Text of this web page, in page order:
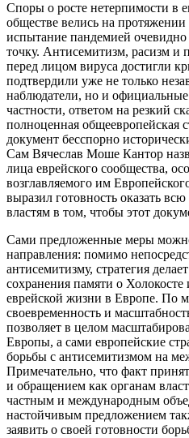
Споры о росте нетерпимости в
обществе велись на
испытание пандемией очевидно
точку. Антисемитизм, расизм и
перед лицом вируса достигли
подтвердили уже не только
наблюдатели, но и
частности, ответом на резкий
полноценная общеевропейская
документ бесспорно
Сам Вячеслав Моше Кантор
лица еврейского сообщества,
возглавляемого им
выразил готовность оказать
властям в том, чтобы этот
Сами предложенные меры
направления: помимо
антисемитизму, стратегия
сохранения памяти о Холокосте
еврейской жизни в Европе. По
своевременность и
позволяет в целом
Европы, а сами европейские
борьбы с антисемитизмом на
Примечательно, что факт
и обращением как органам
частным и международным
настойчивым предложением
заявить о своей готовности